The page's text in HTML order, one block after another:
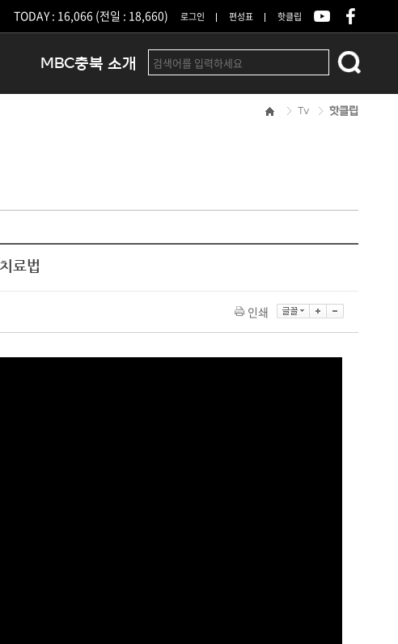
TODAY : 16,066 (전일 : 18,660) 로그인 편성표 핫클립
MBC충북 소개
오시는길
결산공고
Tv 핫클립
료법
인쇄